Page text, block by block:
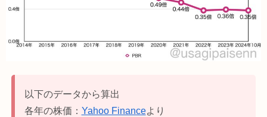
以下のデータから算出
各年の株価： Yahoo Financeより